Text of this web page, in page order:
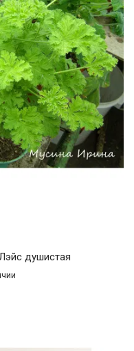
душистая